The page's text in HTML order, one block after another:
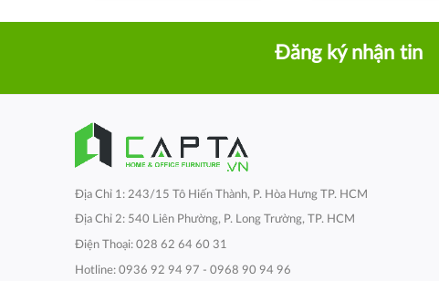
Đăng ký nhận tin
Địa Chỉ 1: 243/15 Tô Hiến Thành, P. Hòa Hưng TP. HCM
Địa Chỉ 2: 540 Liên Phường, P. Long Trường, TP. HCM
Điện Thoại: 028 62 64 60 31
Hotline: 0936 92 94 97 - 0968 90 94 96